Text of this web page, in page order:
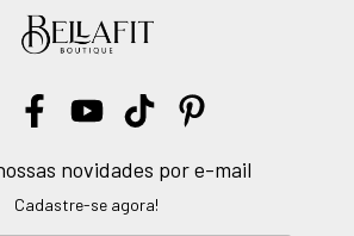
novidades por e-mail
Cadastre-se agora!